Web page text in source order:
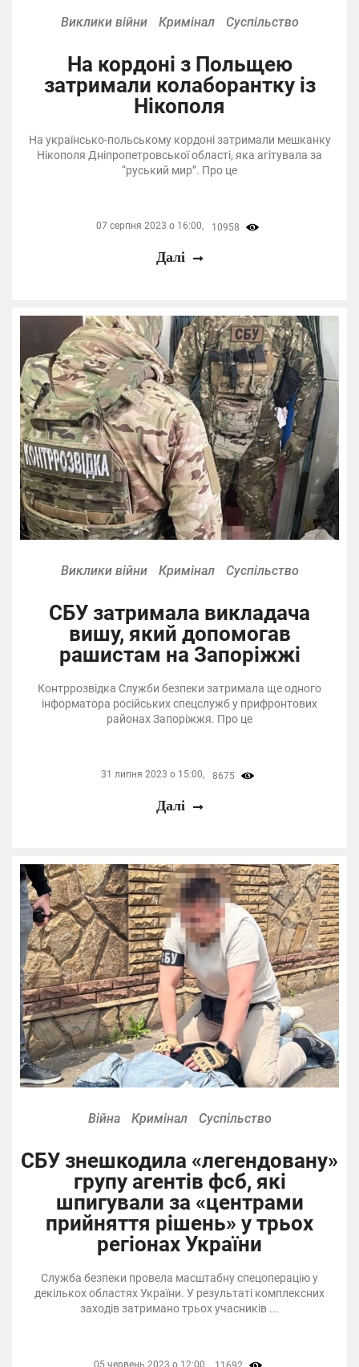
Виклики війни Кримінал Суспільство
На кордоні з Польщею
затримали колаборантку із
Нікополя
На українсько-польському кордоні затримали мешканку
Нікополя Дніпропетровської області, яка агітувала за
“руський мир”. Про це
07 серпня 2023 о 16:00, 10958
Далі
Виклики війни Кримінал Суспільство
СБУ затримала викладача
вишу, який допомогав
рашистам на Запоріжжі
Контррозвідка Служби безпеки затримала ще одного
інформатора російських спецслужб у прифронтових
районах Запоріжжя. Про це
31 липня 2023 о 15:00, 8675
Далі
Війна Кримінал Суспільство
СБУ знешкодила «легендовану»
групу агентів фсб, які
шпигували за «центрами
прийняття рішень» у трьох
регіонах України
Служба безпеки провела масштабну спецоперацію у
декількох областях України. У результаті комплексних
заходів затримано трьох учасників ...
05 червень 2023 о 12:00,